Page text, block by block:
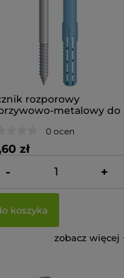
rozporowy
metalowy do
EJOT SDF KB 10V
V (op.20 sztuk)
0 ocen
zł
netto: 53,33 zł
- +
koszyka
zobacz więcej